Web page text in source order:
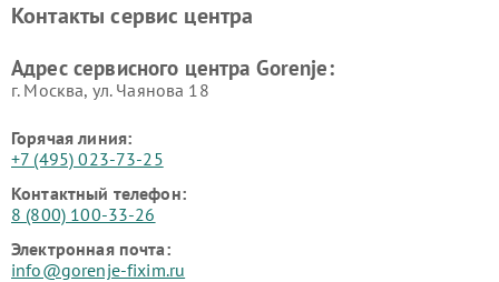
Контакты сервис центра
Адрес сервисного центра Gorenje:
г. Москва, ул. Чаянова 18
Горячая линия:
+7 (495) 023-73-25
Контактный телефон:
8 (800) 100-33-26
Электронная почта:
info@gorenje-fixim.ru